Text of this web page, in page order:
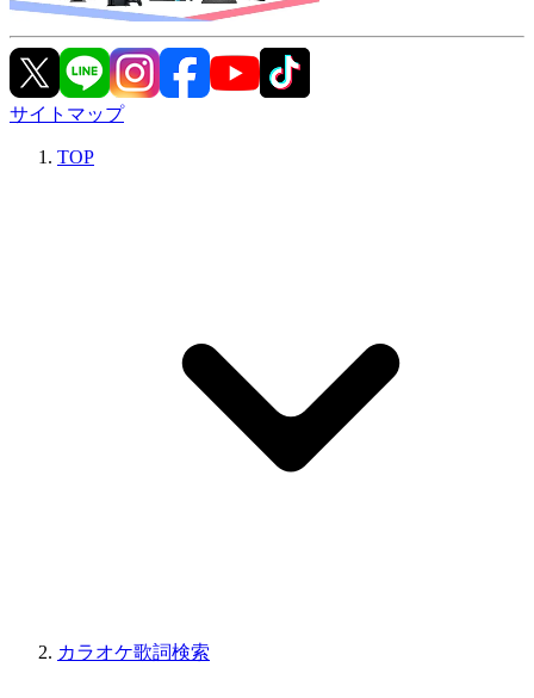
サイトマップ
TOP
カラオケ歌詞検索